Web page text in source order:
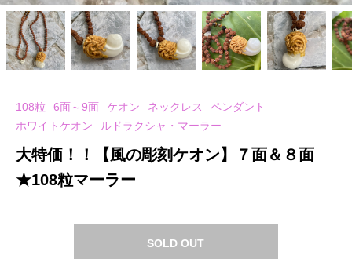
108粒 6面～9面 ケオン ネックレス
ペンダント
ホワイトケオン
ルドラクシャ・マーラー
大特価！！【風の彫刻ケオン】７面＆８面
★108粒マーラー
SOLD OUT